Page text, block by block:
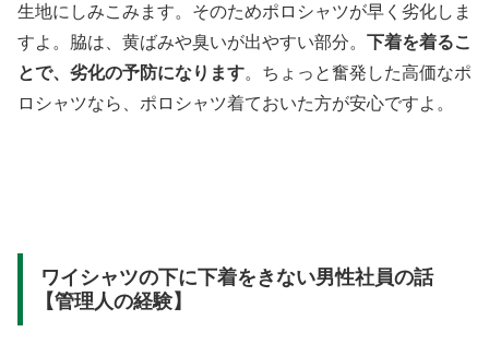
生地にしみこみます。そのためポロシャツが早く劣化しま
すよ。脇は、黄ばみや臭いが出やすい部分。 下着を着るこ
とで、劣化の予防になります。ちょっと奮発した高価なポ
ロシャツなら、ポロシャツ着ておいた方が安心ですよ。
ワイシャツの下に下着をきない男性社員の話
【管理人の経験】